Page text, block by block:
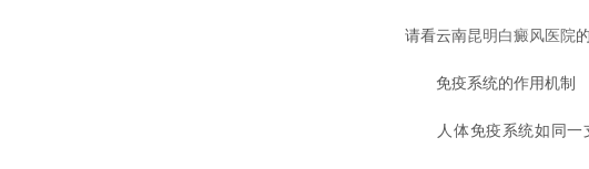
请看云南昆明白癜风医院
免疫系统的作用机制
人体免疫系统如同一支